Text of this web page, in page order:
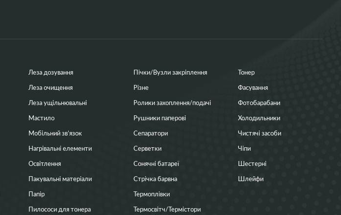
Леза дозування
Леза очищення
Леза ущільнювальні
Мастило
Мобільний зв’язок
Нагрівальні елементи
Освітлення
Пакувальні матеріали
Папір
Пилососи для тонера
Пічки/Вузли закріплення
Різне
Ролики захоплення/подачі
Рушники паперові
Сепаратори
Серветки
Сонячні батареї
Стрічка барвна
Термоплівки
Термосвітч/Термістори
Тонер
Фасування
Фотобарабани
Холодильники
Чистячі засоби
Чіпи
Шестерні
Шлейфи